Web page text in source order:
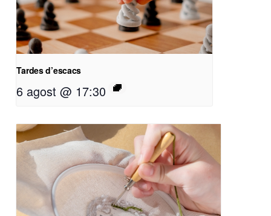
Tardes d’escacs
6 agost @ 17:30